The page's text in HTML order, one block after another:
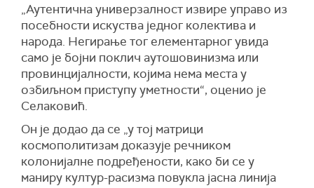
„Аутентична универзалност извире управо из
посебности искуства једног колектива и
народа. Негирање тог елементарног увида
само је бојни поклич аутошовинизма или
провинцијалности, којима нема места у
озбиљном приступу уметности“, оценио је
Селаковић.
Он је додао да се „у тој матрици
космополитизам доказује речником
колонијалне подређености, како би се у
маниру култур-расизма повукла јасна линија